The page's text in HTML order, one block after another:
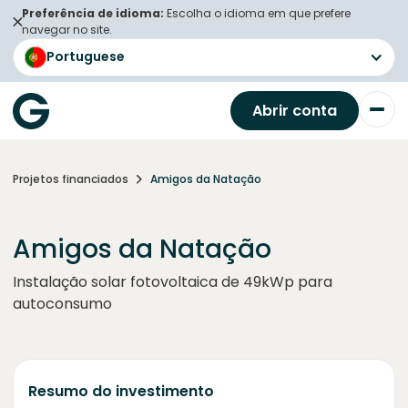
Preferência de idioma: Escolha o idioma em que prefere
navegar no site.
Portuguese
Abrir conta
Projetos financiados Amigos da Natação
Amigos da Natação
Instalação solar fotovoltaica de 49kWp para
autoconsumo
Resumo do investimento